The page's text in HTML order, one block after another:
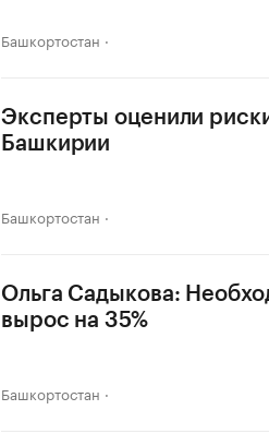
Башкортостан
Эксперты оценили
Башкирии
Башкортостан
Ольга Садыкова:
вырос на 35%
Башкортостан